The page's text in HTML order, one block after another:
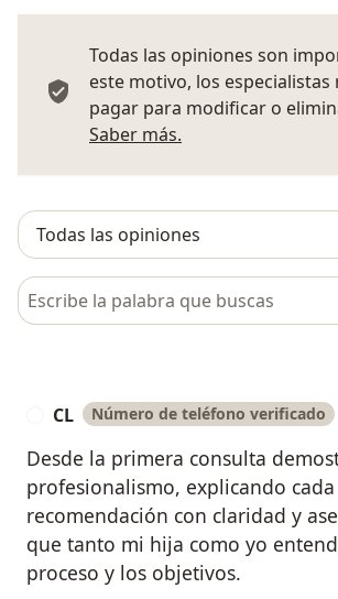
Todas las opiniones son
este motivo, los especialistas
pagar para modificar o
Saber más.
Busca en opiniones
CL Número de teléfono verificado
Desde la primera consulta
profesionalismo, explicando cada
recomendación con claridad y
que tanto mi hija como yo
proceso y los objetivos.